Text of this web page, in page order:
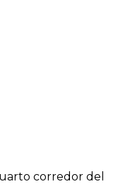
corredor del